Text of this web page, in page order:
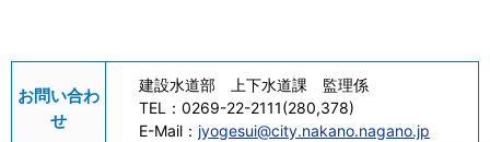
お問い合わ
せ
建設水道部 上下水道課 監理係
TEL： 0269-22-2111(280,378)
E-Mail： jyogesui@city.nakano.nagano.jp